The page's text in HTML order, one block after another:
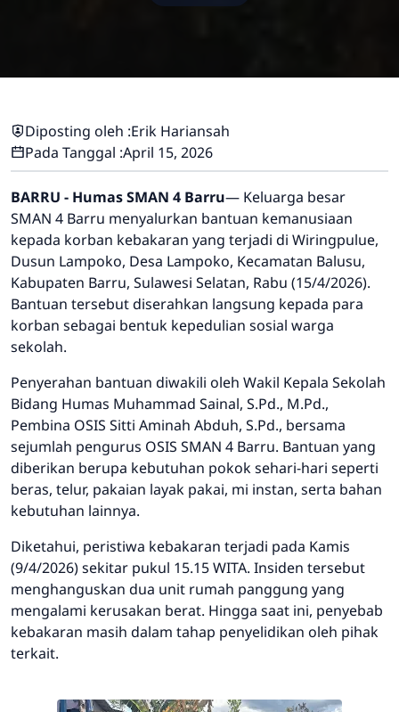
Diposting oleh :Erik Hariansah
Pada Tanggal :April 15, 2026
BARRU - Humas SMAN 4 Barru— Keluarga besar
SMAN 4 Barru menyalurkan bantuan kemanusiaan
kepada korban kebakaran yang terjadi di Wiringpulue,
Dusun Lampoko, Desa Lampoko, Kecamatan Balusu,
Kabupaten Barru, Sulawesi Selatan, Rabu (15/4/2026).
Bantuan tersebut diserahkan langsung kepada para
korban sebagai bentuk kepedulian sosial warga
sekolah.
Penyerahan bantuan diwakili oleh Wakil Kepala Sekolah
Bidang Humas Muhammad Sainal, S.Pd., M.Pd.,
Pembina OSIS Sitti Aminah Abduh, S.Pd., bersama
sejumlah pengurus OSIS SMAN 4 Barru. Bantuan yang
diberikan berupa kebutuhan pokok sehari-hari seperti
beras, telur, pakaian layak pakai, mi instan, serta bahan
kebutuhan lainnya.
Diketahui, peristiwa kebakaran terjadi pada Kamis
(9/4/2026) sekitar pukul 15.15 WITA. Insiden tersebut
menghanguskan dua unit rumah panggung yang
mengalami kerusakan berat. Hingga saat ini, penyebab
kebakaran masih dalam tahap penyelidikan oleh pihak
terkait.